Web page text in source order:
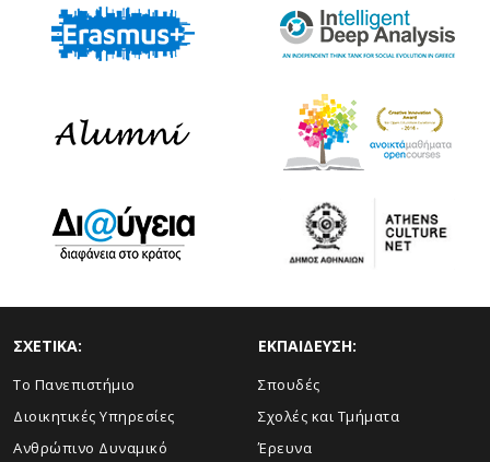
ΣΧΕΤΙΚΑ:
Το Πανεπιστήμιο
Διοικητικές Υπηρεσίες
Ανθρώπινο Δυναμικό
ΕΚΠΑΙΔΕΥΣΗ:
Σπουδές
Σχολές και Τμήματα
Έρευνα